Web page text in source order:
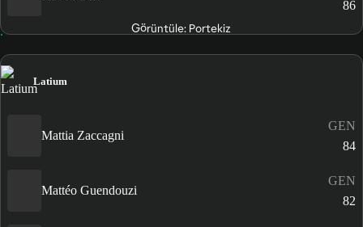
86
Görüntüle: Portekiz
Latium
Mattia Zaccagni
GEN
84
Mattéo Guendouzi
GEN
82